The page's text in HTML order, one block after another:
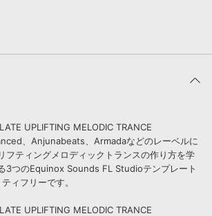
UPLIFTING MELODIC TRANCE
、Anjunabeats、Armadaなどのレーベルに
フティングメロディックトランスの作り方を学
3つのEquinox Sounds FL Studioテンプレート
ィフリーです。
UPLIFTING MELODIC TRANCE